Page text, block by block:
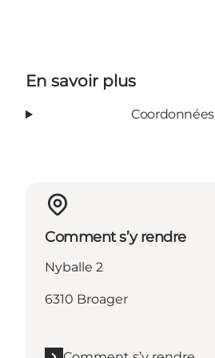
En savoir plus
Coordonnées
Comment s’y rendre
Nyballe 2
6310 Broager